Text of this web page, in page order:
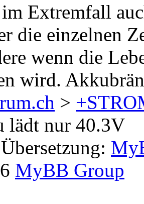
Extremfall
die einzelnen
wenn die
wird.
>
lädt nur 40.3V
MyBB Group